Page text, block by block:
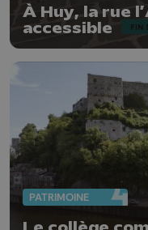
À Huy, la rue
accessible
PATRIMOINE